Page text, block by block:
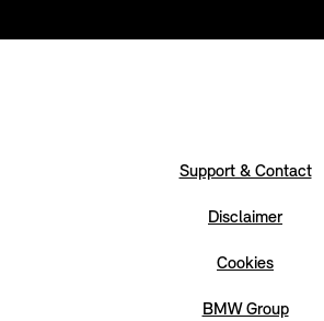
Support & Contact
Disclaimer
Cookies
BMW Group